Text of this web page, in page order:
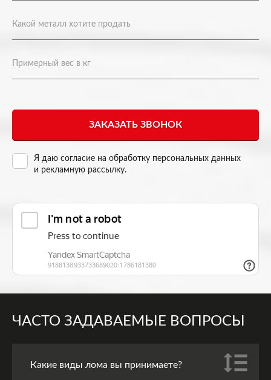
Я даю согласие на обработку персональных данных
и рекламную рассылку.
ЧАСТО ЗАДАВАЕМЫЕ ВОПРОСЫ
Какие виды лома вы принимаете?